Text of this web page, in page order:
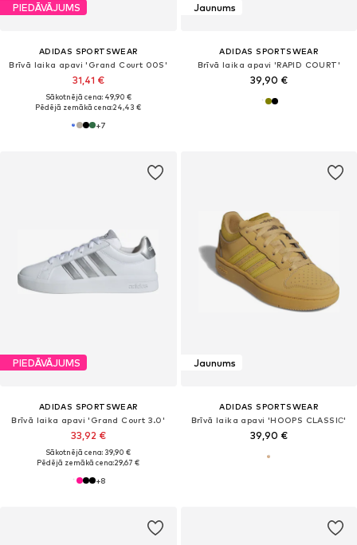
PIEDĀVĀJUMS
ADIDAS SPORTSWEAR
Brīvā laika apavi 'Grand Court 00S'
31,41 €
Sākotnējā cena: 49,90 €
Pēdējā zemākā cena:24,43 €
+7
Jaunums
ADIDAS SPORTSWEAR
Brīvā laika apavi 'RAPID COURT'
39,90 €
PIEDĀVĀJUMS
ADIDAS SPORTSWEAR
Brīvā laika apavi 'Grand Court 3.0'
33,92 €
Sākotnējā cena: 39,90 €
Pēdējā zemākā cena:29,67 €
+8
Jaunums
ADIDAS SPORTSWEAR
Brīvā laika apavi 'HOOPS CLASSIС'
39,90 €